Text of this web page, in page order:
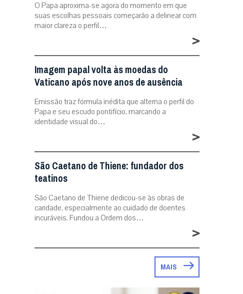
O Papa aproxima-se agora do momento em que
suas escolhas pessoais começarão a delinear com
maior clareza o perfil…
>
Imagem papal volta às moedas do
Vaticano após nove anos de ausência
Emissão traz fórmula inédita que alterna o perfil do
Papa e seu escudo pontifício, marcando a
identidade visual do…
>
São Caetano de Thiene: fundador dos
teatinos
São Caetano de Thiene dedicou-se às obras de
caridade, especialmente ao cuidado de doentes
incuráveis. Fundou a Ordem dos…
>
MAIS